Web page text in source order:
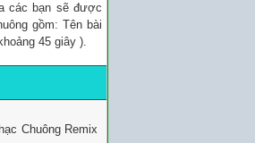
các bạn sẽ được
gồm: Tên bài
45 giây ).
Chuông Remix